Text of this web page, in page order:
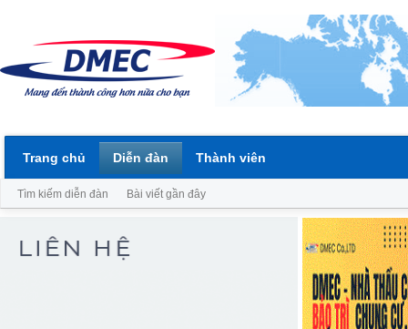
Trang chủ Diễn đàn
Tìm kiếm diễn đàn Bài viết gần đây
Thành viên